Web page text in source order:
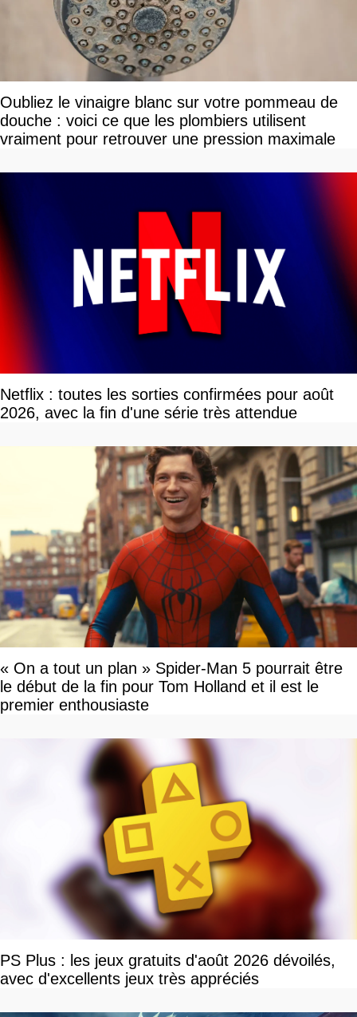
Oubliez le vinaigre blanc sur votre pommeau de
douche : voici ce que les plombiers utilisent
vraiment pour retrouver une pression maximale
Netflix : toutes les sorties confirmées pour août
2026, avec la fin d'une série très attendue
« On a tout un plan » Spider-Man 5 pourrait être
le début de la fin pour Tom Holland et il est le
premier enthousiaste
PS Plus : les jeux gratuits d'août 2026 dévoilés,
avec d'excellents jeux très appréciés